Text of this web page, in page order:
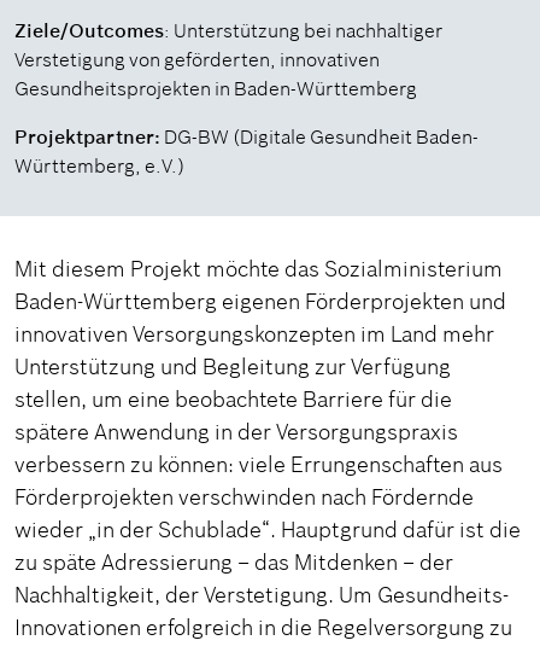
Ziele/Outcomes: Unterstützung bei nachhaltiger
Verstetigung von geförderten, innovativen
Gesundheitsprojekten in Baden-Württemberg
Projektpartner: DG-BW (Digitale Gesundheit Baden-
Württemberg, e.V.)
Mit diesem Projekt möchte das Sozialministerium
Baden-Württemberg eigenen Förderprojekten und
innovativen Versorgungskonzepten im Land mehr
Unterstützung und Begleitung zur Verfügung
stellen, um eine beobachtete Barriere für die
spätere Anwendung in der Versorgungspraxis
verbessern zu können: viele Errungenschaften aus
Förderprojekten verschwinden nach Fördernde
wieder „in der Schublade“. Hauptgrund dafür ist die
zu späte Adressierung – das Mitdenken – der
Nachhaltigkeit, der Verstetigung. Um Gesundheits-
Innovationen erfolgreich in die Regelversorgung zu